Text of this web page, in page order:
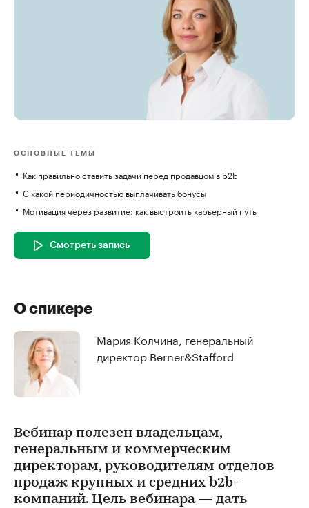
ОСНОВНЫЕ ТЕМЫ
Как правильно ставить задачи перед продавцом в b2b
С какой периодичностью выплачивать бонусы
Мотивация через развитие: как выстроить карьерный путь
Смотреть запись
О спикере
Мария Колчина, генеральный
директор Berner&Stafford
Вебинар полезен владельцам,
генеральным и коммерческим
директорам, руководителям отделов
продаж крупных и средних b2b-
компаний. Цель вебинара — дать